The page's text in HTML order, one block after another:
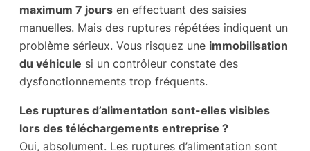
maximum 7 jours en effectuant des saisies
manuelles. Mais des ruptures répétées indiquent un
problème sérieux. Vous risquez une immobilisation
du véhicule si un contrôleur constate des
dysfonctionnements trop fréquents.
Les ruptures d’alimentation sont-elles visibles
lors des téléchargements entreprise ?
Oui, absolument. Les ruptures d’alimentation sont